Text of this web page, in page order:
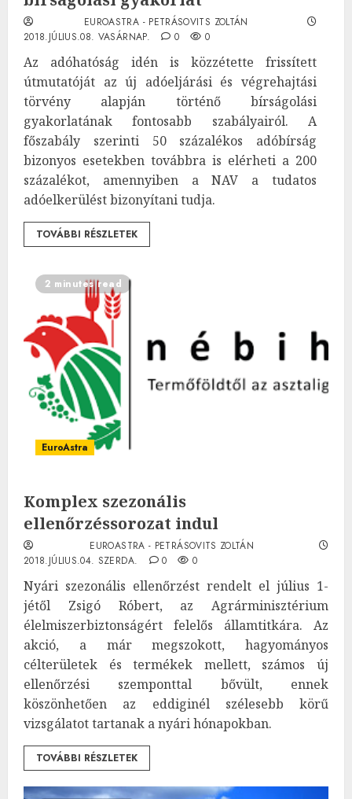
EUROASTRA - PETRÁSOVITS ZOLTÁN
2018.JÚLIUS.08. VASÁRNAP.
0 0
Az adóhatóság idén is közzétette frissített
útmutatóját az új adóeljárási és végrehajtási
törvény alapján történő bírságolási
gyakorlatának fontosabb szabályairól. A
főszabály szerinti 50 százalékos adóbírság
bizonyos esetekben továbbra is elérheti a 200
százalékot, amennyiben a NAV a tudatos
adóelkerülést bizonyítani tudja.
TOVÁBBI RÉSZLETEK
2 minutes read
EuroAstra
Komplex szezonális
ellenőrzéssorozat indul
EUROASTRA - PETRÁSOVITS ZOLTÁN
2018.JÚLIUS.04. SZERDA.
0 0
Nyári szezonális ellenőrzést rendelt el július 1-
jétől Zsigó Róbert, az Agrárminisztérium
élelmiszerbiztonságért felelős államtitkára. Az
akció, a már megszokott, hagyományos
célterületek és termékek mellett, számos új
ellenőrzési szemponttal bővült, ennek
köszönhetően az eddiginél szélesebb körű
vizsgálatot tartanak a nyári hónapokban.
TOVÁBBI RÉSZLETEK